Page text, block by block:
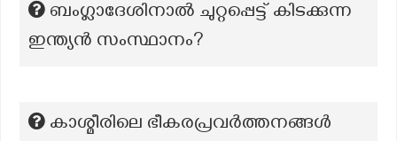
ബംഗ്ലാദേശിനാൽ ചുറ്റപ്പെട്ട് കിടക്കുന്ന
ഇന്ത്യൻ സംസ്ഥാനം?
കാശ്മീരിലെ ഭീകരപ്രവർത്തനങ്ങൾ